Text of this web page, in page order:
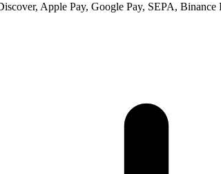
Apple Pay, Google Pay, SEPA,